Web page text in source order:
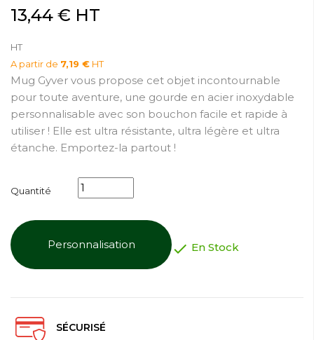
13,44 € HT
HT
A partir de 7,19 € HT
Mug Gyver vous propose cet objet incontournable
pour toute aventure, une gourde en acier inoxydable
personnalisable avec son bouchon facile et rapide à
utiliser ! Elle est ultra résistante, ultra légère et ultra
étanche. Emportez-la partout !
Quantité
Personnalisation  En Stock
SÉCURISÉ